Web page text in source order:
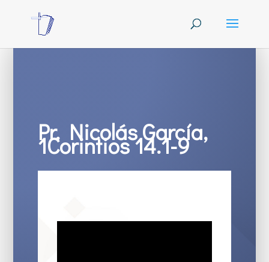
Pr. Nicolás García,
1Corintios 14.1-9